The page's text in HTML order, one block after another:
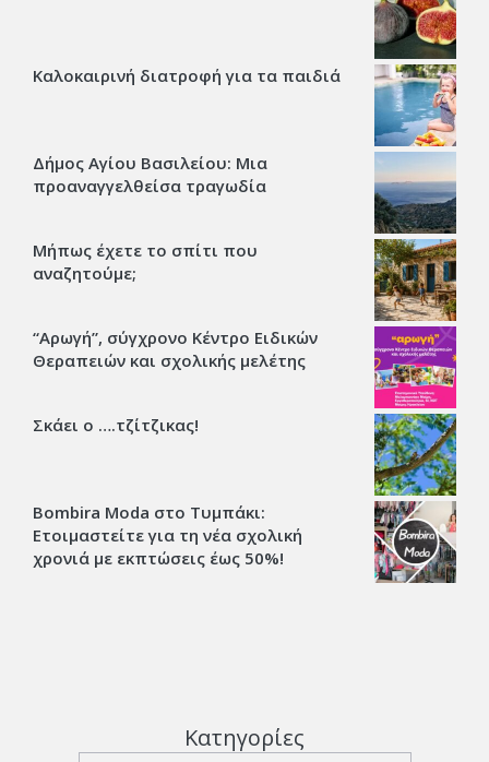
Καλοκαιρινή διατροφή για τα παιδιά
Δήμος Αγίου Βασιλείου: Μια
προαναγγελθείσα τραγωδία
Μήπως έχετε το σπίτι που
αναζητούμε;
“Αρωγή”, σύγχρονο Κέντρο Ειδικών
Θεραπειών και σχολικής μελέτης
Σκάει ο ….τζίτζικας!
Bombira Moda στο Τυμπάκι:
Ετοιμαστείτε για τη νέα σχολική
χρονιά με εκπτώσεις έως 50%!
Κατηγορίες